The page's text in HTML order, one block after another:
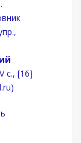
с., [16]